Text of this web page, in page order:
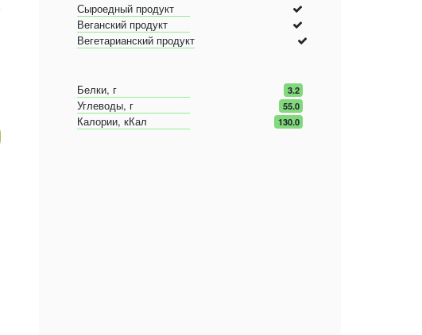
Сыроедный продукт
Веганский продукт
Вегетарианский продукт
Белки, г 3.2
Углеводы, г 55.0
Калории, кКал 130.0